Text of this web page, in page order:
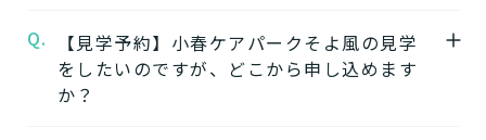
の写真から雰囲気をご確認いただけます。
※認定のご状況によって受けられるサービス
が変わります。
※詳細については各施設にお問い合わせくだ
小春ケアパークそよ風の資料はこちらよりご
請求いただけます。
小春ケアパークそよ風の資料を請求する
Q.
【見学予約】小春ケアパークそよ風の見学
をしたいのですが、どこから申し込めます
か？